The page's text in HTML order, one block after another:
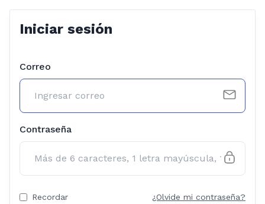
Iniciar sesión
Correo
Contraseña
Recordar ¿Olvide mi contraseña?